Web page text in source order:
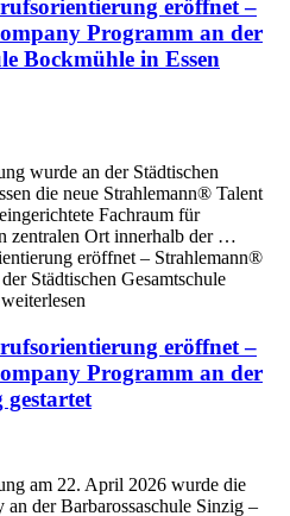
eröffnet –
Programm an der
Bockmühle in Essen
wurde an der Städtischen
die neue Strahlemann® Talent
Fachraum für
zentralen Ort innerhalb der …
eröffnet – Strahlemann®
Städtischen Gesamtschule
eröffnet –
Programm an der
gestartet
am 22. April 2026 wurde die
der Barbarossaschule Sinzig –